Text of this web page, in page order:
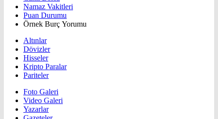
Namaz Vakitleri
Puan Durumu
Örnek Burç Yorumu
Altınlar
Dövizler
Hisseler
Kripto Paralar
Pariteler
Foto Galeri
Video Galeri
Yazarlar